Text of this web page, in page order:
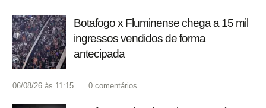
Botafogo x Fluminense chega a 15 mil
ingressos vendidos de forma
antecipada
06/08/26 às 11:15 0 comentários